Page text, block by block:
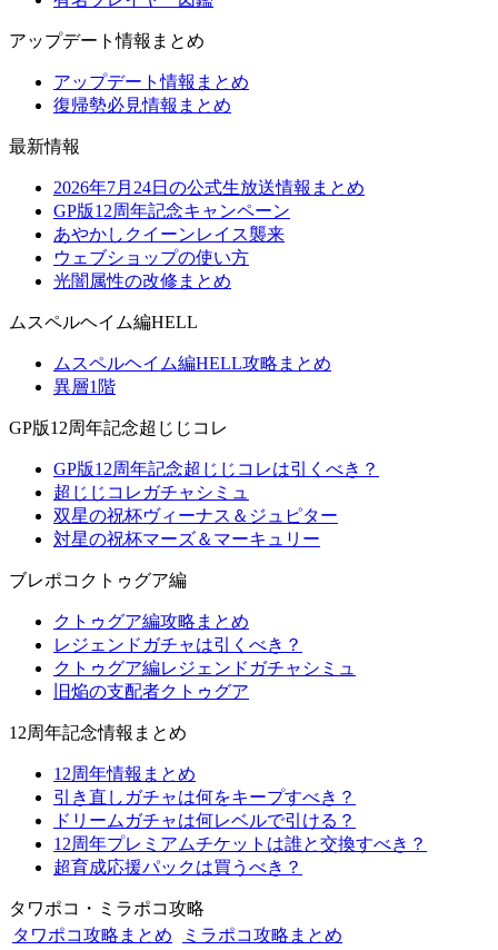
アップデート情報まとめ
アップデート情報まとめ
復帰勢必見情報まとめ
最新情報
2026年7月24日の公式生放送情報まとめ
GP版12周年記念キャンペーン
あやかしクイーンレイス襲来
ウェブショップの使い方
光闇属性の改修まとめ
ムスペルヘイム編HELL
ムスペルヘイム編HELL攻略まとめ
異層1階
GP版12周年記念超じじコレ
GP版12周年記念超じじコレは引くべき？
超じじコレガチャシミュ
双星の祝杯ヴィーナス＆ジュピター
対星の祝杯マーズ＆マーキュリー
ブレポコクトゥグア編
クトゥグア編攻略まとめ
レジェンドガチャは引くべき？
クトゥグア編レジェンドガチャシミュ
旧焔の支配者クトゥグア
12周年記念情報まとめ
12周年情報まとめ
引き直しガチャは何をキープすべき？
ドリームガチャは何レベルで引ける？
12周年プレミアムチケットは誰と交換すべき？
超育成応援パックは買うべき？
タワポコ・ミラポコ攻略
タワポコ攻略まとめ
ミラポコ攻略まとめ